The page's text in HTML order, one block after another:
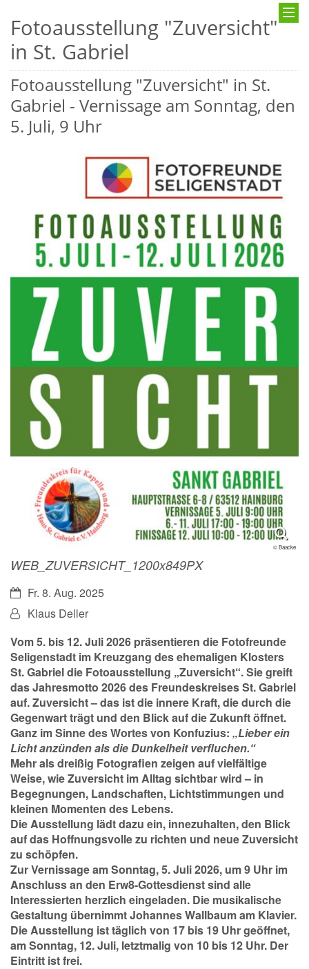
Fotoausstellung "Zuversicht"
in St. Gabriel
Fotoausstellung "Zuversicht" in St.
Gabriel - Vernissage am Sonntag, den
5. Juli, 9 Uhr
© Baacke
WEB_ZUVERSICHT_1200x849PX
Datum:Fr. 8. Aug. 2025
Von:Klaus Deller
Vom5. bis 12. Juli 2026 präsentieren die Fotofreunde
Seligenstadt im Kreuzgang des ehemaligen Klosters
St. Gabriel die Fotoausstellung „Zuversicht“. Sie greift
das Jahresmotto 2026 des Freundeskreises St. Gabriel
auf. Zuversicht – das ist die innere Kraft, die durch die
Gegenwart trägt und den Blick auf die Zukunft öffnet.
Ganz im Sinne des Wortes von Konfuzius: „Lieber ein
Licht anzünden als die Dunkelheit verfluchen.“
Mehr als dreißig Fotografien zeigen auf vielfältige
Weise, wie Zuversicht im Alltag sichtbar wird – in
Begegnungen, Landschaften, Lichtstimmungen und
kleinen Momenten des Lebens.
Die Ausstellung lädt dazu ein, innezuhalten, den Blick
auf das Hoffnungsvolle zu richten und neue Zuversicht
zu schöpfen.
ZurVernissageamSonntag, 5. Juli 2026, um 9 Uhr im
Anschluss an den Erw8-Gottesdienst sind alle
Interessierten herzlich eingeladen. Die musikalische
Gestaltung übernimmt Johannes Wallbaum am Klavier.
Die Ausstellung ist täglich von 17 bis 19 Uhrgeöffnet,
amSonntag, 12. Juli, letztmalig von 10 bis 12 Uhr. Der
Eintritt ist frei.